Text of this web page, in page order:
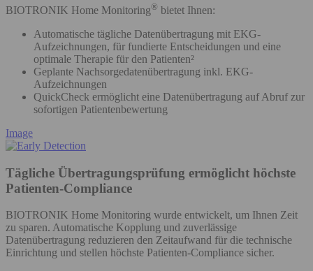
BIOTRONIK Home Monitoring® bietet Ihnen:
Automatische tägliche Datenübertragung mit EKG-
Aufzeichnungen, für fundierte Entscheidungen und eine
optimale Therapie für den Patienten²
Geplante Nachsorgedatenübertragung inkl. EKG-
Aufzeichnungen
QuickCheck ermöglicht eine Datenübertragung auf Abruf zur
sofortigen Patientenbewertung
Image
Tägliche Übertragungsprüfung ermöglicht höchste
Patienten-Compliance
BIOTRONIK Home Monitoring wurde entwickelt, um Ihnen Zeit
zu sparen. Automatische Kopplung und zuverlässige
Datenübertragung reduzieren den Zeitaufwand für die technische
Einrichtung und stellen höchste Patienten-Compliance sicher.